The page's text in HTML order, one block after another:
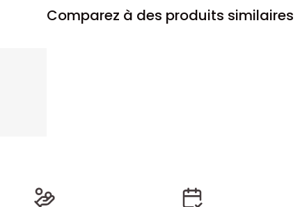
Comparez à des produits similaires